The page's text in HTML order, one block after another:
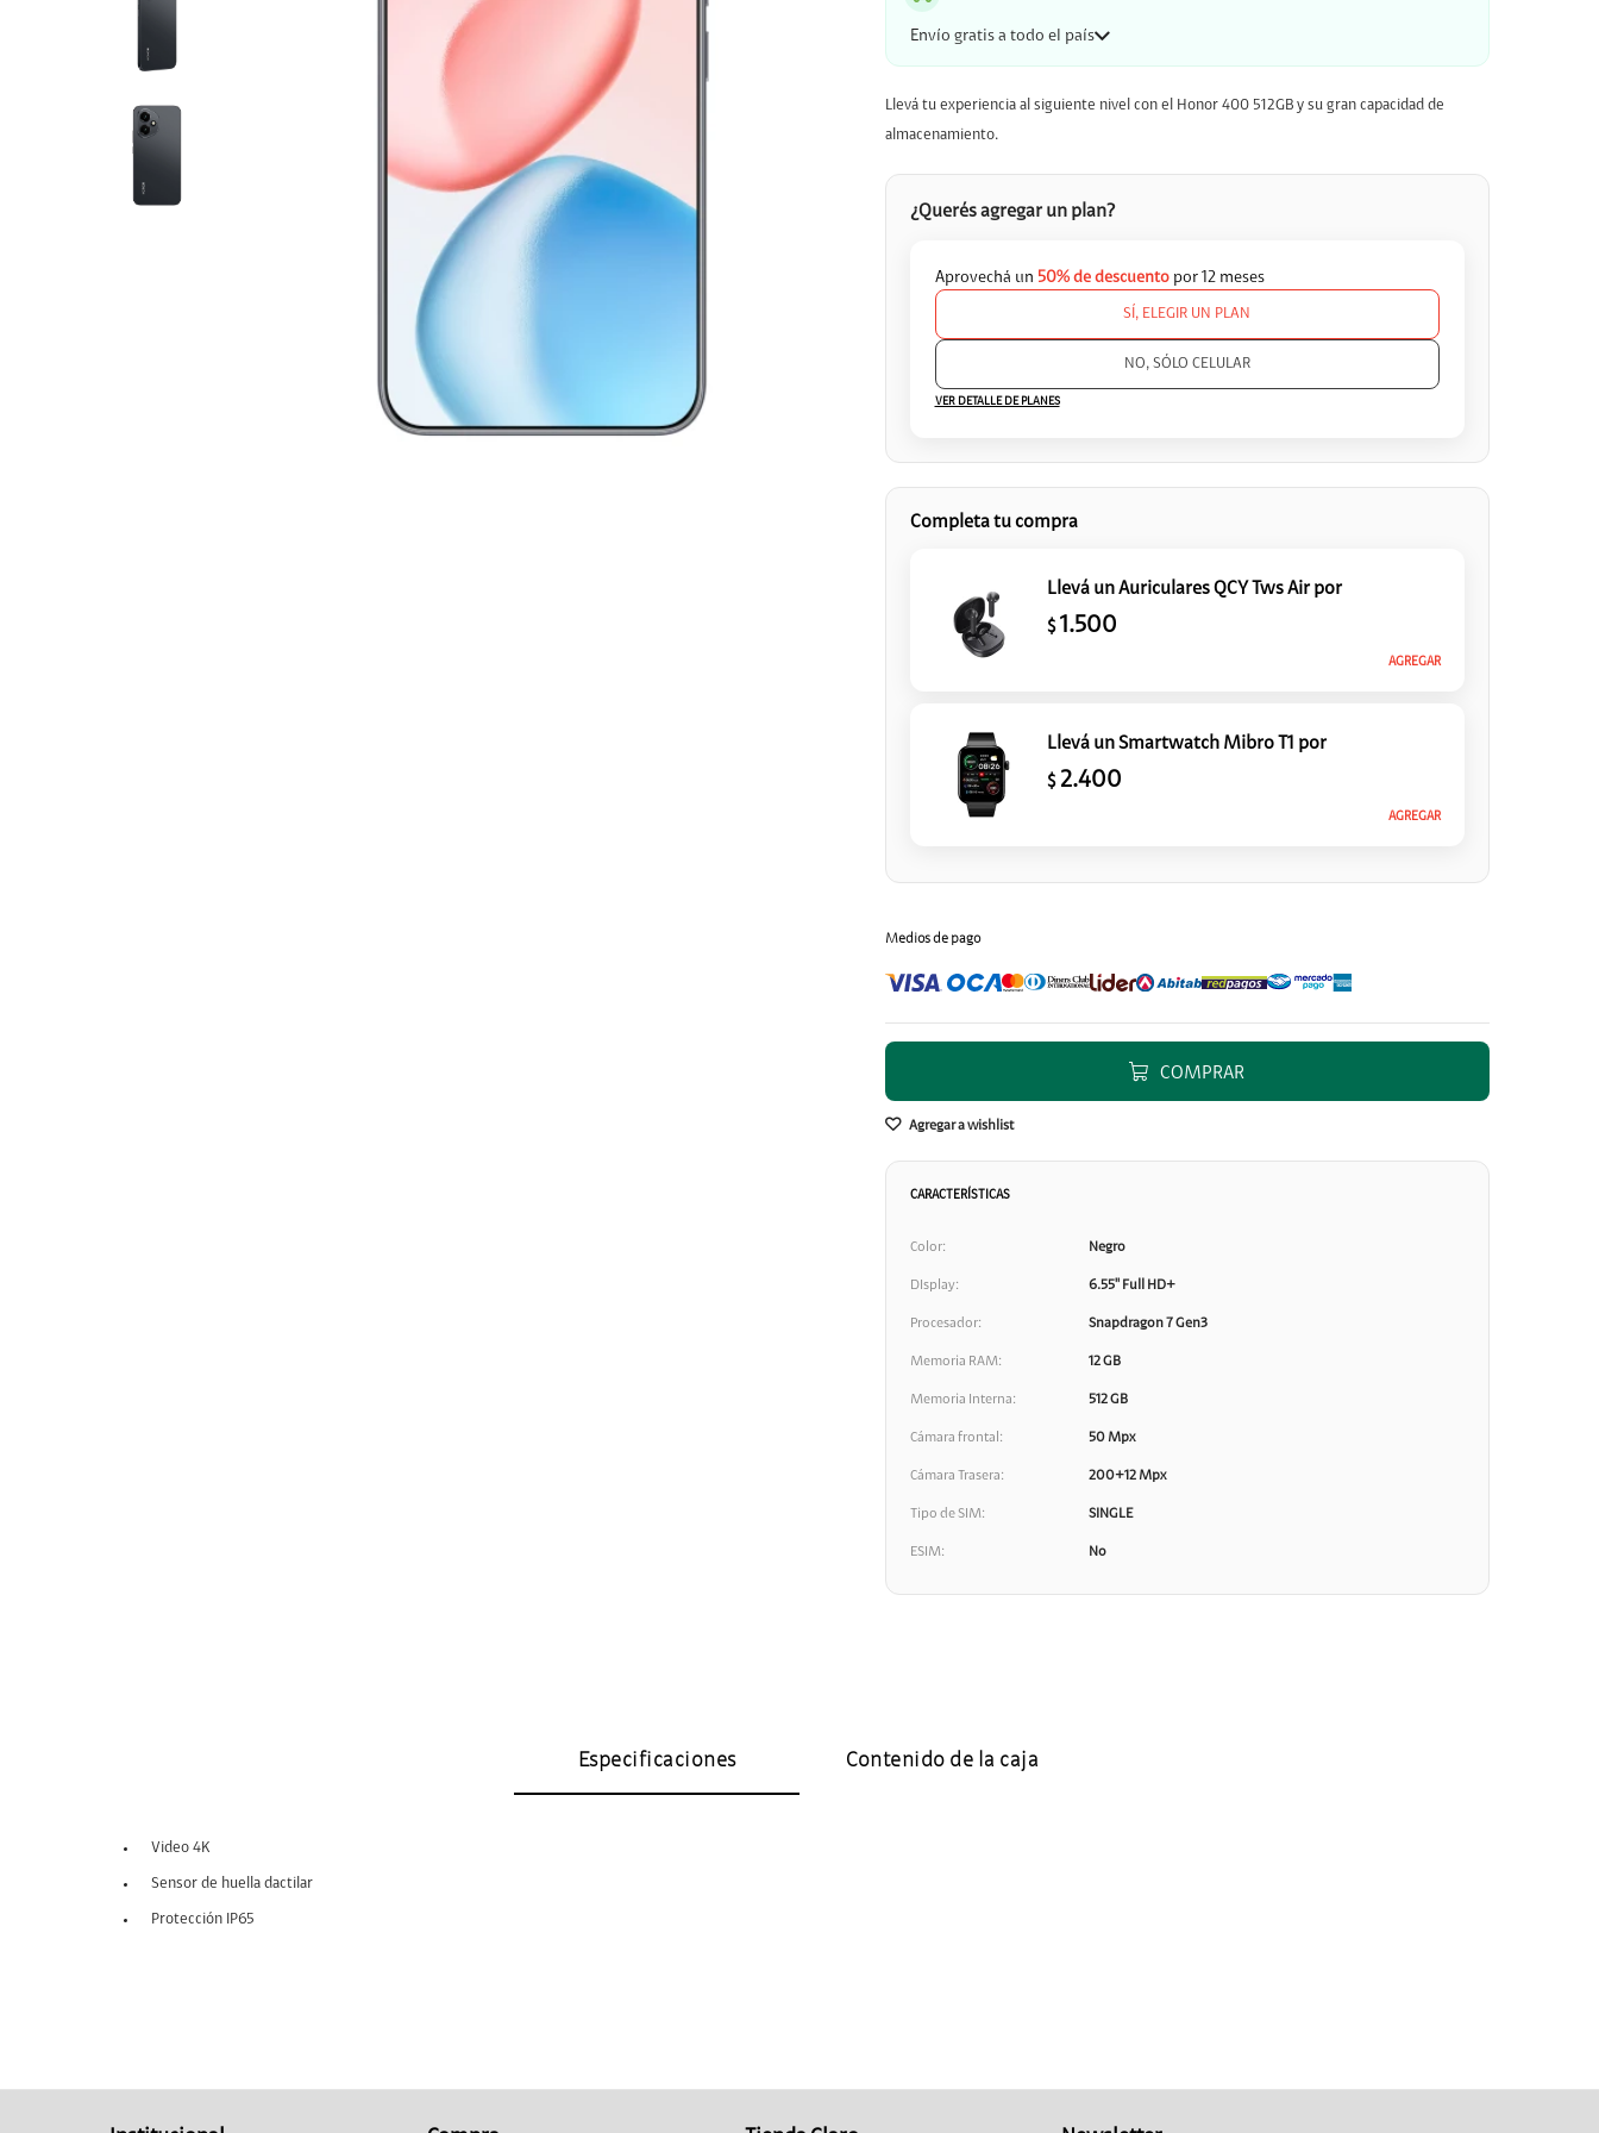
Envío gratis a todo el país
Llevá tu experiencia al siguiente nivel con el Honor 400 512GB y su gran capacidad de
almacenamiento.
¿Querés agregar un plan?
Aprovechá un 50% de descuentopor 12 meses
SÍ, ELEGIR UN PLAN
NO, SÓLO CELULAR
 
VER DETALLE DE PLANES
Completa tu compra
AGREGAR
Llevá un Auriculares QCY Tws Airpor
$ 1.500
AGREGAR
Llevá un Smartwatch Mibro T1 por
$ 2.400
Medios de pago
COMPRAR
CARACTERÍSTICAS
Color Negro
DIsplay 6.55" Full HD+
Procesador Snapdragon 7 Gen3
Memoria RAM 12 GB
Memoria Interna 512 GB
Cámara frontal 50 Mpx
Cámara Trasera 200+12 Mpx
Tipo de SIM SINGLE
ESIM No
Especificaciones Contenido de la caja
Video 4K
Sensor de huella dactilar
Protección IP65